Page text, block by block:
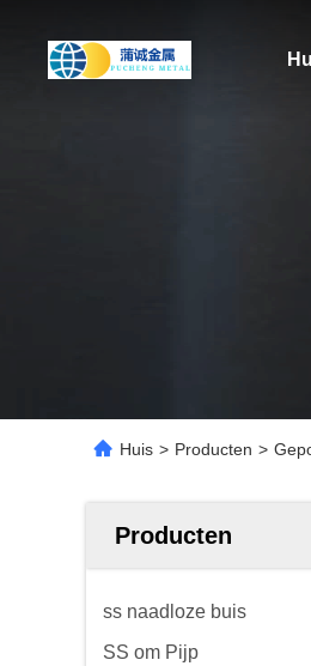
Huis > Producten >
Producten
ss naadloze buis
SS om Pijp